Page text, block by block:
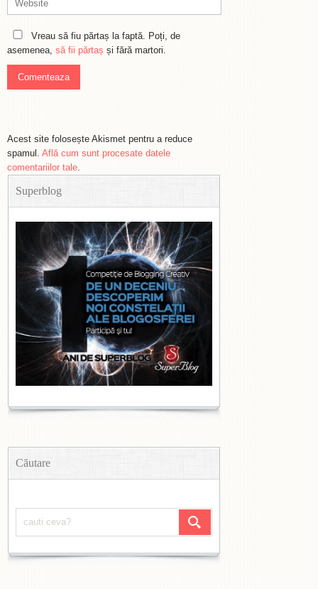
Vreau să fiu părtaș la faptă. Poți, de
asemenea, să fii părtaș și fără martori.
Acest site folosește Akismet pentru a reduce
spamul. Află cum sunt procesate datele
comentariilor tale.
Superblog
Căutare